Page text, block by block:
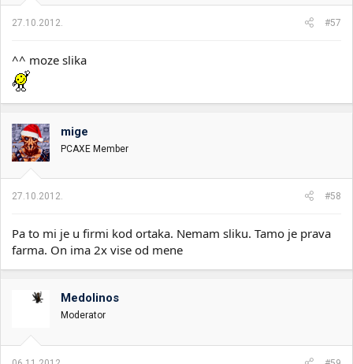
27.10.2012. #57
^^ moze slika
mige
PCAXE Member
27.10.2012. #58
Pa to mi je u firmi kod ortaka. Nemam sliku. Tamo je prava
farma. On ima 2x vise od mene
Medolinos
Moderator